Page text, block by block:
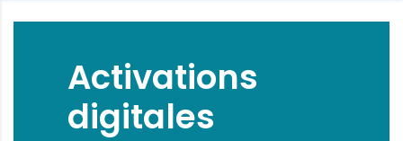
Activations
digitales